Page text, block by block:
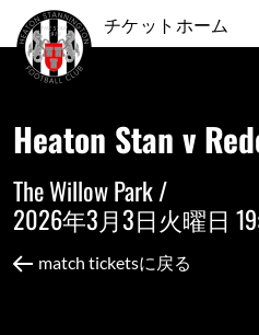
チケットホーム
Heaton Stan v
The Willow Park /
2026年3月3日火曜日
match ticketsに戻る